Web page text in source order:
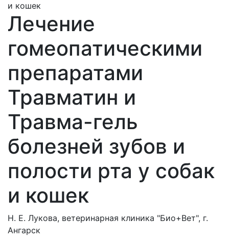
и кошек
Лечение
гомеопатическими
препаратами
Травматин и
Травма-гель
болезней зубов и
полости рта у собак
и кошек
Н. Е. Лукова, ветеринарная клиника "Био+Вет", г.
Ангарск